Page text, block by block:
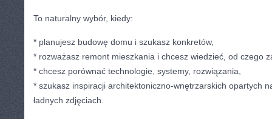
To naturalny wybór, kiedy:
* planujesz budowę domu i szukasz konkretów,
* rozważasz remont mieszkania i chcesz wiedzieć, od czego
* chcesz porównać technologie, systemy, rozwiązania,
* szukasz inspiracji architektoniczno-wnętrzarskich opartych
ładnych zdjęciach.